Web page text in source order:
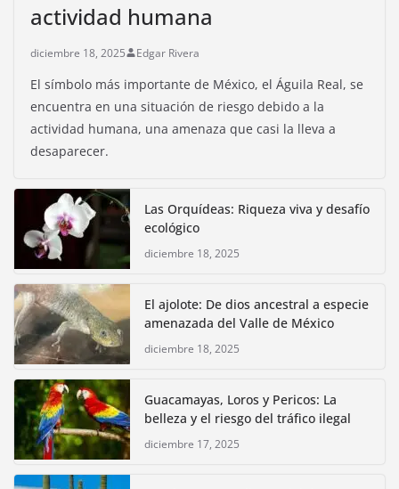
actividad humana
diciembre 18, 2025 Edgar Rivera
El símbolo más importante de México, el Águila Real, se
encuentra en una situación de riesgo debido a la
actividad humana, una amenaza que casi la lleva a
desaparecer.
Las Orquídeas: Riqueza viva y desafío
ecológico
diciembre 18, 2025
El ajolote: De dios ancestral a especie
amenazada del Valle de México
diciembre 18, 2025
Guacamayas, Loros y Pericos: La
belleza y el riesgo del tráfico ilegal
diciembre 17, 2025